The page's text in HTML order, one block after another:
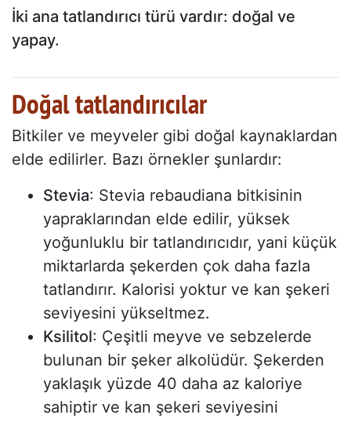
İki ana tatlandırıcı türü vardır: doğal ve
yapay.
Doğal tatlandırıcılar
Bitkiler ve meyveler gibi doğal kaynaklardan
elde edilirler. Bazı örnekler şunlardır:
Stevia: Stevia rebaudiana bitkisinin
yapraklarından elde edilir, yüksek
yoğunluklu bir tatlandırıcıdır, yani küçük
miktarlarda şekerden çok daha fazla
tatlandırır. Kalorisi yoktur ve kan şekeri
seviyesini yükseltmez.
Ksilitol: Çeşitli meyve ve sebzelerde
bulunan bir şeker alkolüdür. Şekerden
yaklaşık yüzde 40 daha az kaloriye
sahiptir ve kan şekeri seviyesini